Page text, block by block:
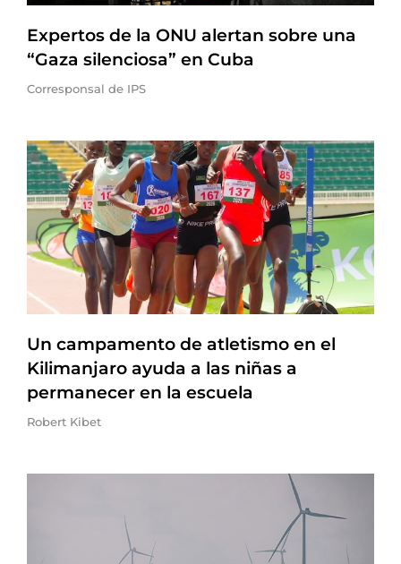
Expertos de la ONU alertan sobre una
“Gaza silenciosa” en Cuba
Corresponsal de IPS
Un campamento de atletismo en el
Kilimanjaro ayuda a las niñas a
permanecer en la escuela
Robert Kibet